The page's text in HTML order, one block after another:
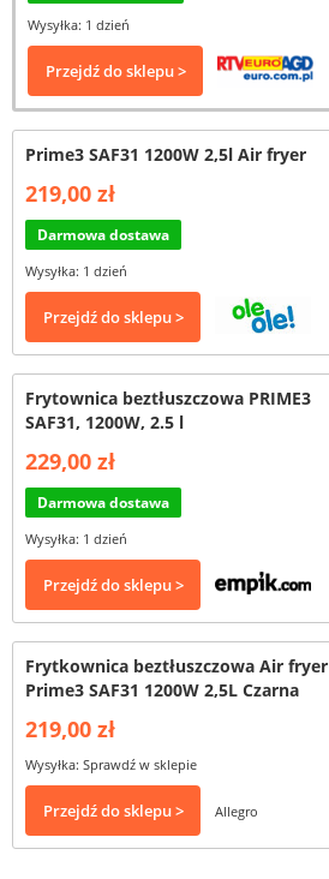
Wysyłka: 1 dzień
Przejdź do sklepu >
Prime3 SAF31 1200W 2,5l Air fryer
219,00 zł
Darmowa dostawa
Wysyłka: 1 dzień
Przejdź do sklepu >
Frytownica beztłuszczowa PRIME3
SAF31, 1200W, 2.5 l
229,00 zł
Darmowa dostawa
Wysyłka: 1 dzień
Przejdź do sklepu >
Frytkownica beztłuszczowa Air fryer
Prime3 SAF31 1200W 2,5L Czarna
219,00 zł
Wysyłka: Sprawdź w sklepie
Przejdź do sklepu > Allegro